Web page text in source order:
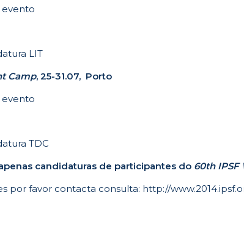
evento
LIT
Camp, 25-31.07, Porto
evento
TDC
candidaturas de participantes do 60th IPSF
por favor contacta consulta: http://